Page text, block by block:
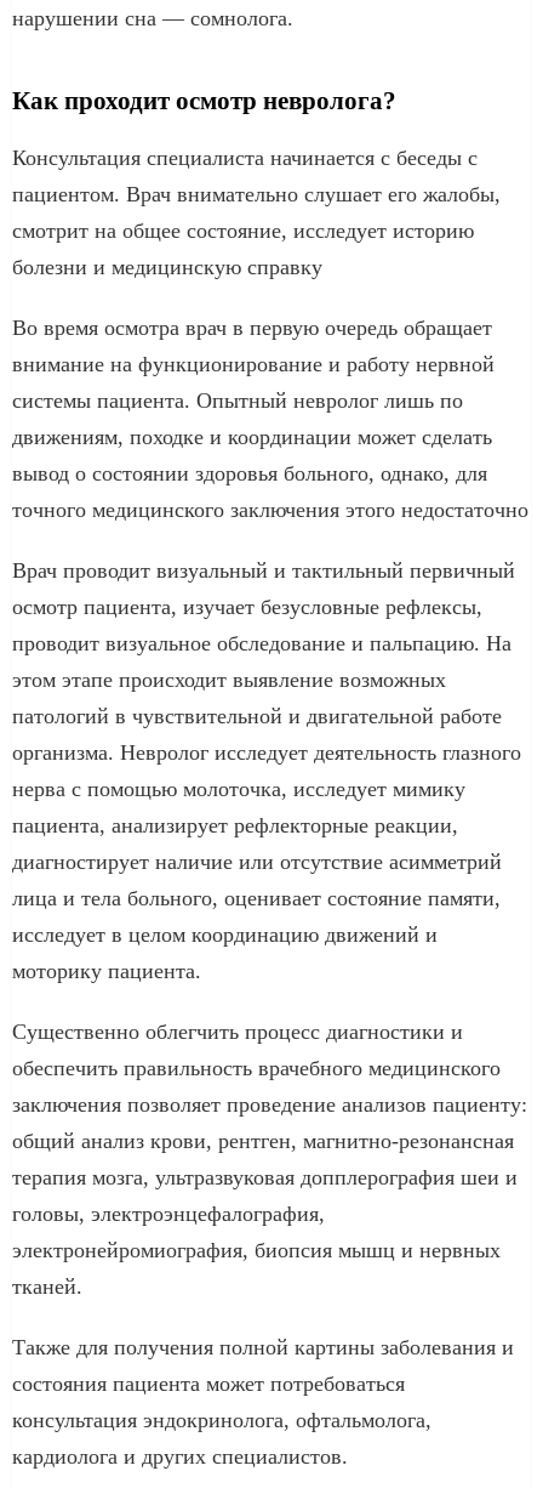
нарушении сна — сомнолога.
Как проходит осмотр невролога?
Консультация специалиста начинается с беседы с
пациентом. Врач внимательно слушает его жалобы,
смотрит на общее состояние, исследует историю
болезни и медицинскую справку
Во время осмотра врач в первую очередь обращает
внимание на функционирование и работу нервной
системы пациента. Опытный невролог лишь по
движениям, походке и координации может сделать
вывод о состоянии здоровья больного, однако, для
точного медицинского заключения этого недостаточно
Врач проводит визуальный и тактильный первичный
осмотр пациента, изучает безусловные рефлексы,
проводит визуальное обследование и пальпацию. На
этом этапе происходит выявление возможных
патологий в чувствительной и двигательной работе
организма. Невролог исследует деятельность глазного
нерва с помощью молоточка, исследует мимику
пациента, анализирует рефлекторные реакции,
диагностирует наличие или отсутствие асимметрий
лица и тела больного, оценивает состояние памяти,
исследует в целом координацию движений и
моторику пациента.
Существенно облегчить процесс диагностики и
обеспечить правильность врачебного медицинского
заключения позволяет проведение анализов пациенту:
общий анализ крови, рентген, магнитно-резонансная
терапия мозга, ультразвуковая допплерография шеи и
головы, электроэнцефалография,
электронейромиография, биопсия мышц и нервных
тканей.
Также для получения полной картины заболевания и
состояния пациента может потребоваться
консультация эндокринолога, офтальмолога,
кардиолога и других специалистов.